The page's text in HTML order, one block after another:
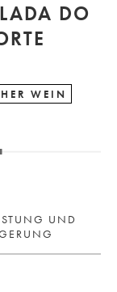
DO
WEIN
UND